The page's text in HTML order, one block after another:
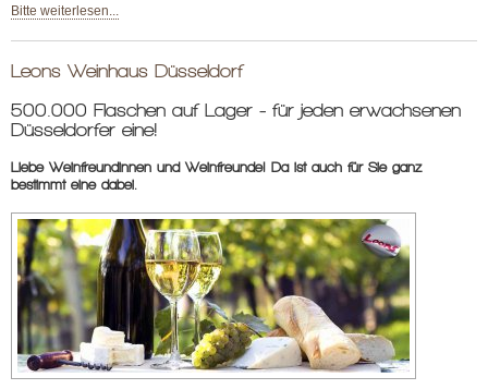
Bitte weiterlesen...
Leons Weinhaus Düsseldorf
500.000 Flaschen auf Lager - für jeden erwachsenen
Düsseldorfer eine!
Liebe Weinfreundinnen und Weinfreunde! Da ist auch für Sie ganz
bestimmt eine dabei.